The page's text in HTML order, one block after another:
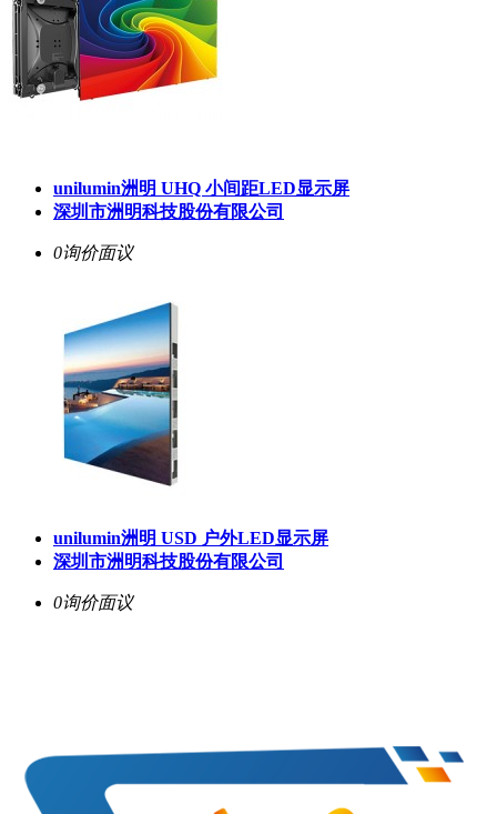
unilumin洲明 UHQ 小间距LED显示屏
深圳市洲明科技股份有限公司
0询价面议
unilumin洲明 USD 户外LED显示屏
深圳市洲明科技股份有限公司
0询价面议